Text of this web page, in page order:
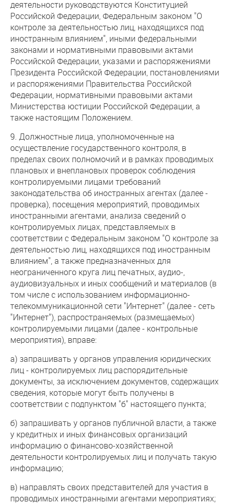
деятельности руководствуются Конституцией
Российской Федерации, Федеральным законом "О
контроле за деятельностью лиц, находящихся под
иностранным влиянием", иными федеральными
законами и нормативными правовыми актами
Российской Федерации, указами и распоряжениями
Президента Российской Федерации, постановлениями
и распоряжениями Правительства Российской
Федерации, нормативными правовыми актами
Министерства юстиции Российской Федерации, а
также настоящим Положением.
9. Должностные лица, уполномоченные на
осуществление государственного контроля, в
пределах своих полномочий и в рамках проводимых
плановых и внеплановых проверок соблюдения
контролируемыми лицами требований
законодательства об иностранных агентах (далее -
проверка), посещения мероприятий, проводимых
иностранными агентами, анализа сведений о
контролируемых лицах, представляемых в
соответствии с Федеральным законом "О контроле за
деятельностью лиц, находящихся под иностранным
влиянием", а также предназначенных для
неограниченного круга лиц печатных, аудио-,
аудиовизуальных и иных сообщений и материалов (в
том числе с использованием информационно-
телекоммуникационной сети "Интернет" (далее - сеть
"Интернет"), распространяемых (размещаемых)
контролируемыми лицами (далее - контрольные
мероприятия), вправе:
а) запрашивать у органов управления юридических
лиц - контролируемых лиц распорядительные
документы, за исключением документов, содержащих
сведения, которые могут быть получены в
соответствии с подпунктом "б" настоящего пункта;
б) запрашивать у органов публичной власти, а также
у кредитных и иных финансовых организаций
информацию о финансово-хозяйственной
деятельности контролируемых лиц и получать такую
информацию;
в) направлять своих представителей для участия в
проводимых иностранными агентами мероприятиях;